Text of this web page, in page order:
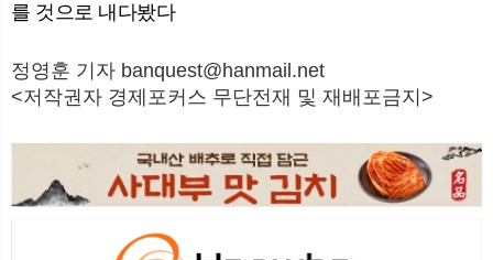
를 것으로 내다봤다
정영훈 기자 banquest@hanmail.net
<저작권자 경제포커스 무단전재 및 재배포금지>